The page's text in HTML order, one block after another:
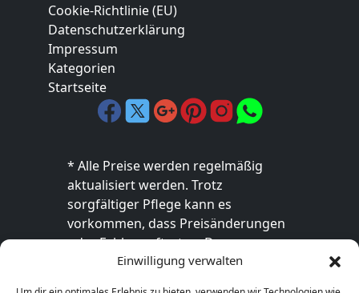
Einwilligung verwalten
Cookie-Richtlinie (EU)
Datenschutzerklärung
Impressum
Kategorien
Startseite
* Alle Preise werden regelmäßig
aktualisiert werden. Trotz
sorgfältiger Pflege kann es
vorkommen, dass Preisänderungen
oder Fehler auftreten. Der
endgültige Preis sowie die